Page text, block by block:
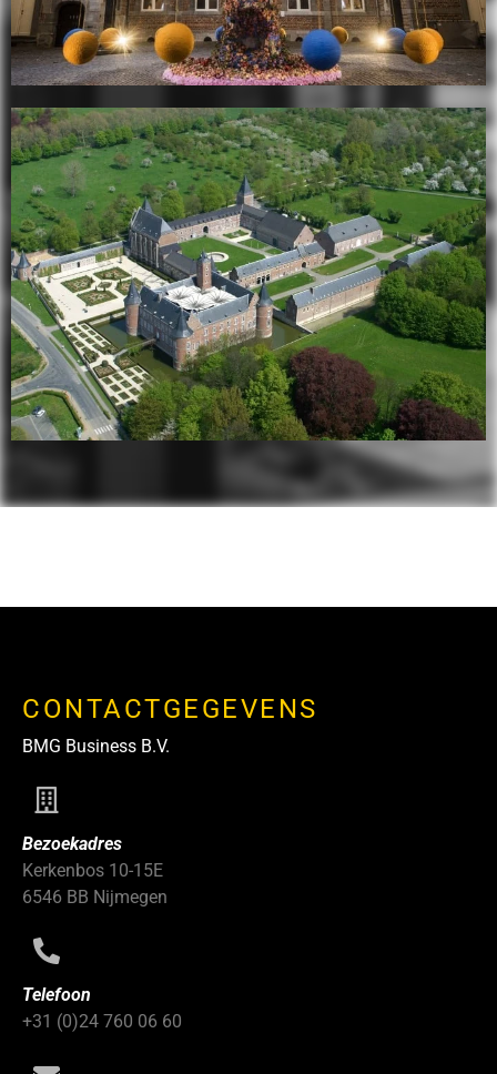
CONTACTGEGEVENS
BMG Business B.V.
Bezoekadres
Kerkenbos 10-15E
6546 BB Nijmegen
Telefoon
+31 (0)24 760 06 60